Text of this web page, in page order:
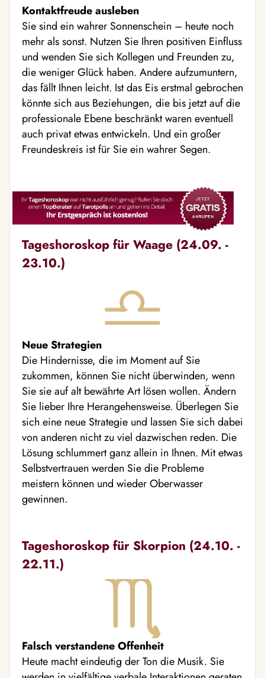
Kontaktfreude ausleben
Sie sind ein wahrer Sonnenschein – heute noch
mehr als sonst. Nutzen Sie Ihren positiven Einfluss
und wenden Sie sich Kollegen und Freunden zu,
die weniger Glück haben. Andere aufzumuntern,
das fällt Ihnen leicht. Ist das Eis erstmal gebrochen
könnte sich aus Beziehungen, die bis jetzt auf die
professionale Ebene beschränkt waren eventuell
auch privat etwas entwickeln. Und ein großer
Freundeskreis ist für Sie ein wahrer Segen.
Tageshoroskop für Waage (24.09. -
23.10.)
Neue Strategien
Die Hindernisse, die im Moment auf Sie
zukommen, können Sie nicht überwinden, wenn
Sie sie auf alt bewährte Art lösen wollen. Ändern
Sie lieber Ihre Herangehensweise. Überlegen Sie
sich eine neue Strategie und lassen Sie sich dabei
von anderen nicht zu viel dazwischen reden. Die
Lösung schlummert ganz allein in Ihnen. Mit etwas
Selbstvertrauen werden Sie die Probleme
meistern können und wieder Oberwasser
gewinnen.
Tageshoroskop für Skorpion (24.10. -
22.11.)
Falsch verstandene Offenheit
Heute macht eindeutig der Ton die Musik. Sie